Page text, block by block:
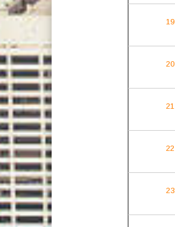
19
20
21
22
23